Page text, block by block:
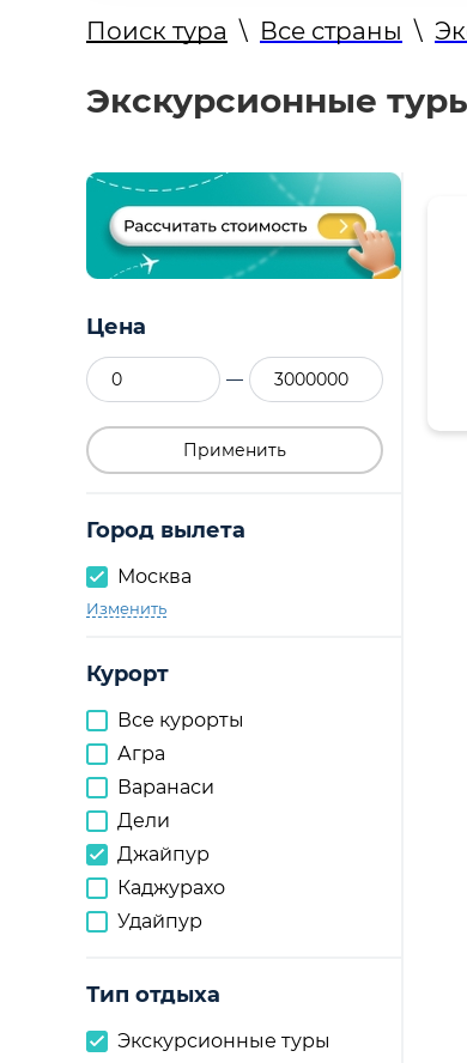
Поиск тура \ Все страны \
Экскурсионные
Цена
—
Применить
Город вылета
Москва
Изменить
Курорт
Все курорты
Агра
Варанаси
Дели
Джайпур
Каджурахо
Удайпур
Тип отдыха
Экскурсионные туры